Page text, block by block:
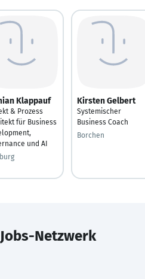
Klappauf
& Prozess
für Business
und AI
Kirsten Gelbert
Systemischer
Business Coach
Borchen
Netzwerk